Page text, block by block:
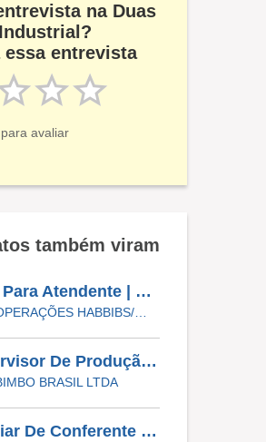
na Duas
essa entrevista
avaliar
também viram
Vaga Para Atendente | Ragazzo Express & Habib's | Rafael De Barros
Supervisor De Produção Industrial
BRASIL LTDA
Auxiliar De Conferente - Noturno